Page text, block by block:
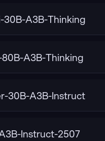
A3B-Thinking
A3B-Thinking
30B-A3B-Instruct
Instruct-2507